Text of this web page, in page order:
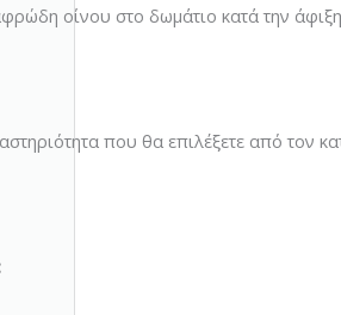
οίνου στο δωμάτιο κατά την άφιξη
που θα επιλέξετε από τον